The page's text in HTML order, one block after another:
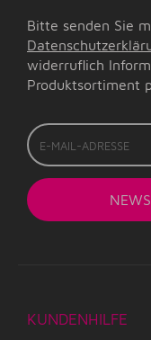
Bitte senden Sie
widerruflich
Produktsortiment
E-
Mail-
Adresse
KUNDENHILFE